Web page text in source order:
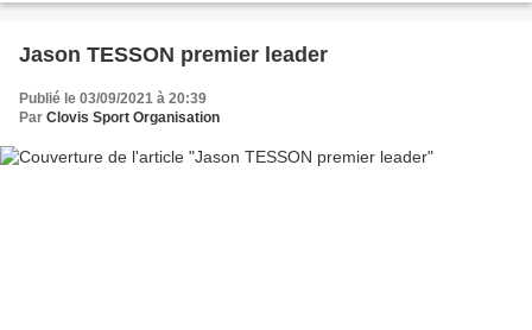
Jason TESSON premier leader
Publié le 03/09/2021 à 20:39
Par Clovis Sport Organisation